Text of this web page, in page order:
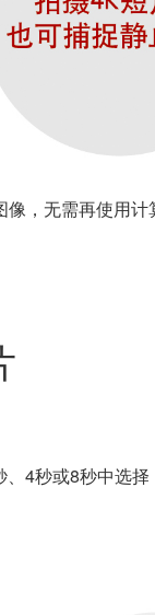
，无需再使用计
4秒或8秒中选